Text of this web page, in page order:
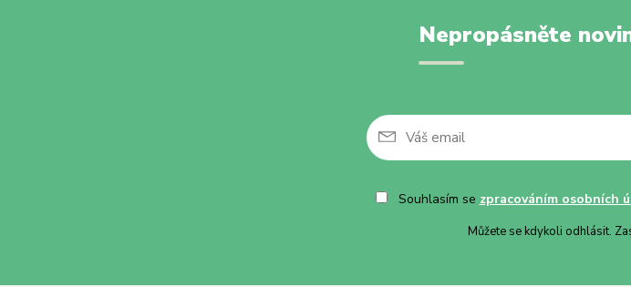
Nepropásněte
Souhlasím se zpracováním osobních
Můžete se kdykoli odhlásit.